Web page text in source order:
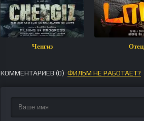
Ченгиз Отец
КОММЕНТАРИЕВ (0) ФИЛЬМ НЕ РАБОТАЕТ?